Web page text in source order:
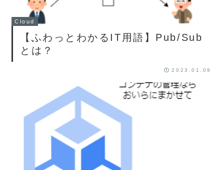
Cloud
【ふわっとわかるIT用語】Pub/Sub
とは？
2023.01.09